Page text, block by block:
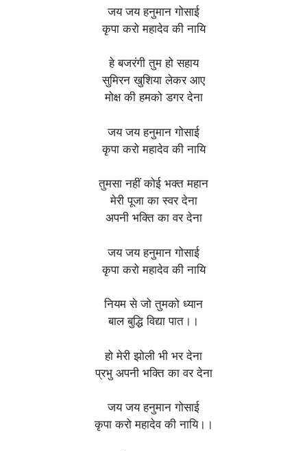
जय जय हनुमान गोसाई
कृपा करो महादेव की नायि
हे बजरंगी तुम हो सहाय
सुमिरन खुशिया लेकर आए
मोक्ष की हमको डगर देना
जय जय हनुमान गोसाई
कृपा करो महादेव की नायि
तुमसा नहीं कोई भक्त महान
मेरी पूजा का स्वर देना
अपनी भक्ति का वर देना
जय जय हनुमान गोसाई
कृपा करो महादेव की नायि
नियम से जो तुमको ध्यान
बाल बुद्धि विद्या पात।।
हो मेरी झोली भी भर देना
प्रभु अपनी भक्ति का वर देना
जय जय हनुमान गोसाई
कृपा करो महादेव की नायि।।